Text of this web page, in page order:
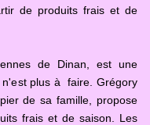
de produits frais et de
de Dinan, est une
n'est plus à faire. Grégory
de sa famille, propose
frais et de saison. Les